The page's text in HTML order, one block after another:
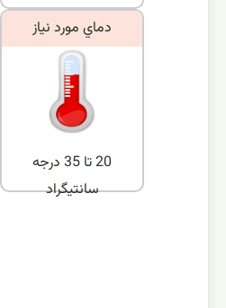
دماي مورد نياز
20 تا 35 درجه
سانتیگراد